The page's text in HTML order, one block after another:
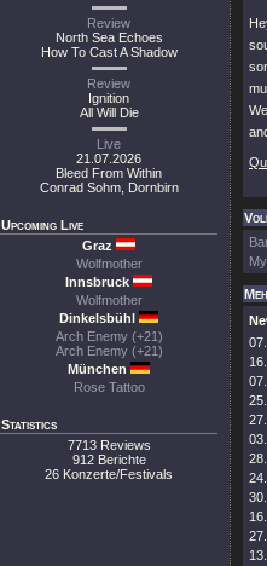
Review
North Sea Echoes
How To Cast A Shadow
Review
Ignition
All Will Die
Live
21.07.2026
Bleed From Within
Conrad Sohm, Dornbirn
Upcoming Live
Graz
Wolfmother
Innsbruck
Wolfmother
Dinkelsbühl
Arch Enemy (+21)
Arch Enemy (+21)
München
Rose Tattoo
Statistics
7713 Reviews
912 Berichte
26 Konzerte/Festivals